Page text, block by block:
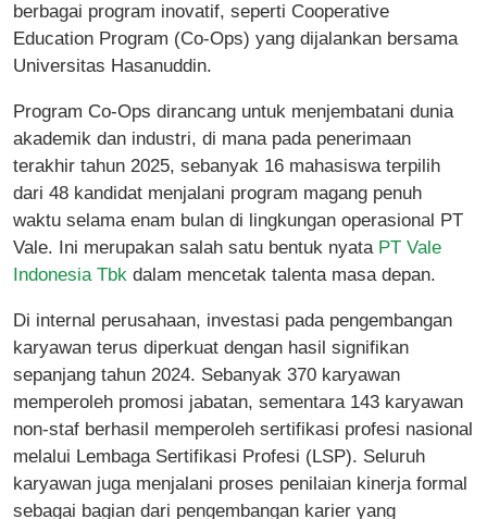
berbagai program inovatif, seperti Cooperative
Education Program (Co-Ops) yang dijalankan bersama
Universitas Hasanuddin.
Program Co-Ops dirancang untuk menjembatani dunia
akademik dan industri, di mana pada penerimaan
terakhir tahun 2025, sebanyak 16 mahasiswa terpilih
dari 48 kandidat menjalani program magang penuh
waktu selama enam bulan di lingkungan operasional PT
Vale. Ini merupakan salah satu bentuk nyata PT Vale
Indonesia Tbk dalam mencetak talenta masa depan.
Di internal perusahaan, investasi pada pengembangan
karyawan terus diperkuat dengan hasil signifikan
sepanjang tahun 2024. Sebanyak 370 karyawan
memperoleh promosi jabatan, sementara 143 karyawan
non-staf berhasil memperoleh sertifikasi profesi nasional
melalui Lembaga Sertifikasi Profesi (LSP). Seluruh
karyawan juga menjalani proses penilaian kinerja formal
sebagai bagian dari pengembangan karier yang